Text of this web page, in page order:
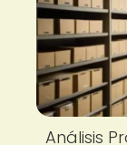
Análisis